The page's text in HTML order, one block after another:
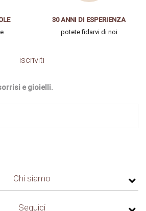
30 ANNI DI ESPERIENZA
potete fidarvi di noi
iscriviti
e gioielli.
Chi siamo
Seguici